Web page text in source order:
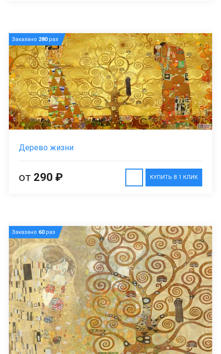
Заказано 280раз
Дерево жизни
КУПИТЬ В 1 КЛИК
от 290 ₽
Заказано 60раз